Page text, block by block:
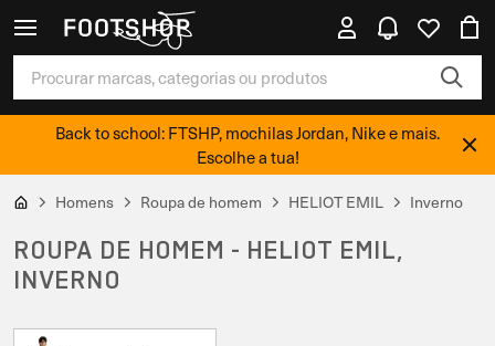
Back to school: FTSHP, mochilas Jordan, Nike e mais.
Escolhe a tua!
Homens Roupa de homem HELIOT EMIL Inverno
ROUPA DE HOMEM - HELIOT EMIL,
INVERNO